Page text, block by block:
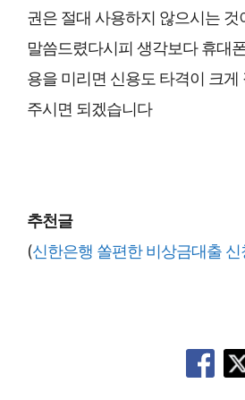
권은 절대 사용하지 않으시는 것
말씀드렸다시피 생각보다 휴대
용을 미리면 신용도 타격이 크게
주시면 되겠습니다
추천글
(신한은행 쏠편한 비상금대출 신